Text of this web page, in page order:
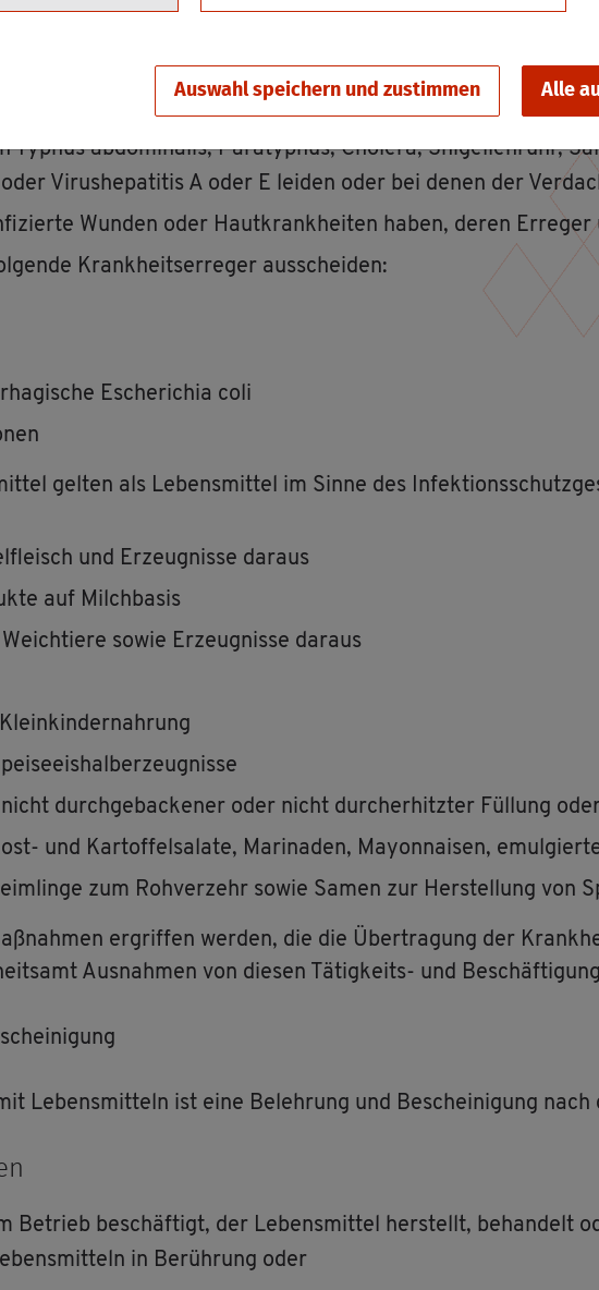
Auswahl speichern und zustimmen Alle
dür­fen nicht im Um­gang mit Le­bens­mit­teln tätig sein oder
Ty­phus ab­do­mi­na­lis, Pa­ra­ty­phus, Cho­le­ra, Shi­gel­len­ruhr,
Vi­rus­he­pa­ti­tis A oder E lei­den oder bei denen der
Wun­den oder Haut­krank­hei­ten haben, deren
Krank­heits­er­re­ger aus­schei­den:
Esche­ri­chia coli
gel­ten als Le­bens­mit­tel im Sinne des
und Er­zeug­nis­se dar­aus
auf Milch­ba­sis
sowie Er­zeug­nis­se dar­aus
durch­ge­ba­cke­ner oder nicht durch­er­hitz­ter Fül­lung
und Kar­tof­fel­sa­la­te, Ma­ri­na­den, Ma­yon­nai­sen,
zum Roh­ver­zehr sowie Samen zur Her­stel­lung von
er­grif­fen wer­den, die die Über­tra­gung der
Aus­nah­men von die­sen Tä­tig­keits- und
Le­bens­mit­teln ist eine Be­leh­rung und Be­schei­ni­gung
Be­trieb be­schäf­tigt, der Le­bens­mit­tel her­stellt, be­han­delt
in Be­rüh­rung oder